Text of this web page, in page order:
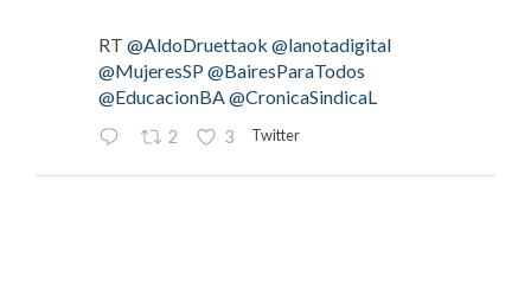
RT @AldoDruettaok @lanotadigital
@MujeresSP@BairesParaTodos
@EducacionBA@CronicaSindicaL
2 3 Twitter